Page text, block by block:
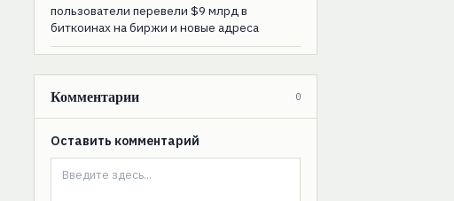
пользователи перевели $9 млрд в
биткоинах на биржи и новые адреса
Комментарии 0
Оставить комментарий